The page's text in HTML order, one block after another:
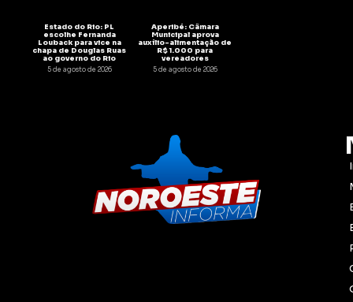
Estado do Rio: PL
escolhe Fernanda
Louback para vice na
chapa de Douglas Ruas
ao governo do Rio
5 de agosto de 2026
Aperibé: Câmara
Municipal aprova
auxílio-alimentação de
R$ 1.000 para
vereadores
5 de agosto de 2026